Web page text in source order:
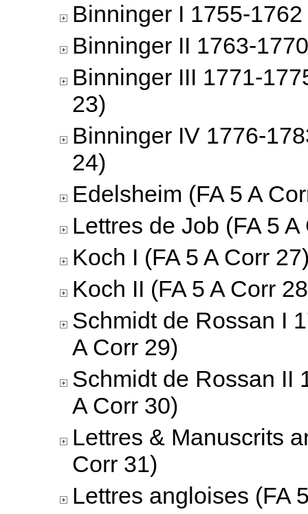
Binninger I 1755-
Binninger II 1763-
Binninger III 1771-
23)
Binninger IV 1776-
24)
Edelsheim (FA 5 A
Lettres de Job (FA 5 A
Koch I (FA 5 A Corr
Koch II (FA 5 A Corr
Schmidt de Rossan I
A Corr 29)
Schmidt de Rossan II
A Corr 30)
Lettres & Manuscrits
Corr 31)
Lettres angloises (FA